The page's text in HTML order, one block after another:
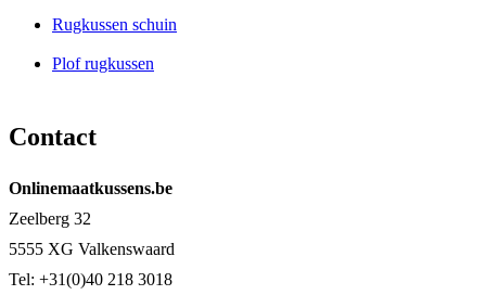
Rugkussen schuin
Plof rugkussen
Contact
Onlinemaatkussens.be
Zeelberg 32
5555 XG Valkenswaard
Tel: +31(0)40 218 3018